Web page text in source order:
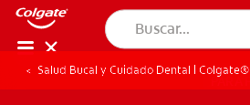
PARA
Salud Bucal y Cuidado Dental | Colgate®